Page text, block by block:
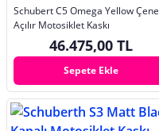
Schubert C5 Omega Yellow Çene
Açılır Motosiklet Kaskı
46.475,00 TL
Sepete Ekle